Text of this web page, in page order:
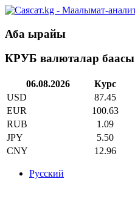
Аба ырайы
КРУБ валюталар баасы
06.08.2026
Курс
USD
87.45
EUR
100.63
RUB
1.09
JPY
5.50
CNY
12.96
Русский